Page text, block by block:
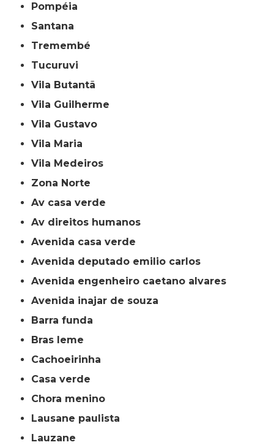
Pompéia
Santana
Tremembé
Tucuruvi
Vila Butantã
Vila Guilherme
Vila Gustavo
Vila Maria
Vila Medeiros
Zona Norte
av casa verde
av direitos humanos
avenida casa verde
avenida deputado emilio carlos
avenida engenheiro caetano alvares
avenida inajar de souza
barra funda
bras leme
cachoeirinha
casa verde
chora menino
lausane paulista
lauzane